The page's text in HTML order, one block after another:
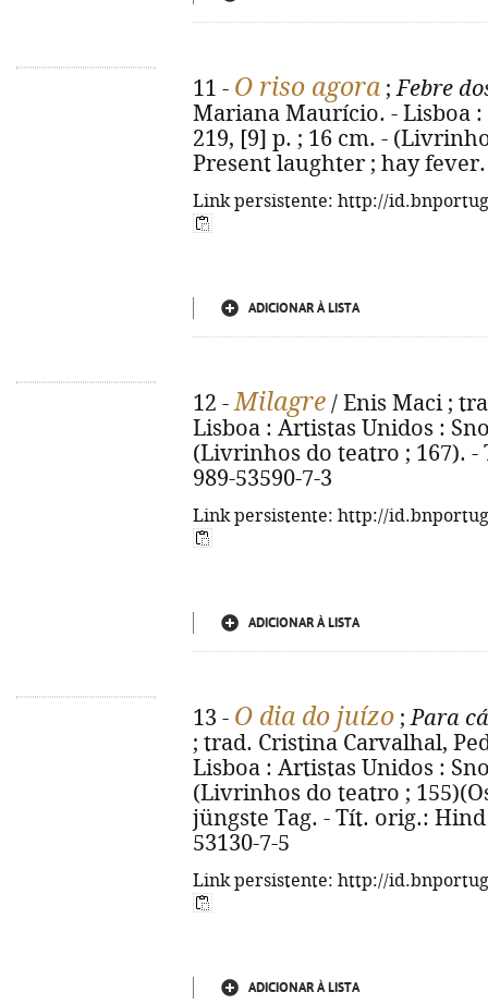
11 - O riso agora ;Febre
Mariana Maurício. - Lisboa :
219, [9] p. ; 16 cm. -
Present laughter ; hay fever.
Link persistente: http://
ADICIONAR À LISTA
12 -Milagre / Enis Maci ;
Lisboa : Artistas Unidos :
(Livrinhos do teatro ; 167). -
989-53590-7-3
Link persistente: http://
ADICIONAR À LISTA
13 - O dia do juízo ;Para
; trad. Cristina Carvalhal,
Lisboa : Artistas Unidos :
(Livrinhos do teatro ;
jüngste Tag. - Tít. orig.:
53130-7-5
Link persistente: http://
ADICIONAR À LISTA